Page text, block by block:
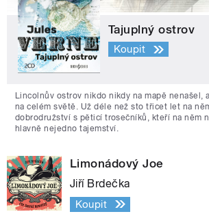
Tajuplný ostrov
Koupit
Lincolnův ostrov nikdo nikdy na mapě nenašel,
na celém světě. Už déle než sto třicet let na
dobrodružství s pěticí trosečníků, kteří na něm
hlavně nejedno tajemství.
Limonádový Joe
Jiří Brdečka
Koupit